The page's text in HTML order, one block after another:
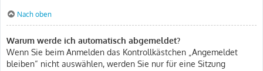
Nach oben
Warum werde ich automatisch abgemeldet?
Wenn Sie beim Anmelden das Kontrollkästchen „Angemeldet
bleiben“ nicht auswählen, werden Sie nur für eine Sitzung